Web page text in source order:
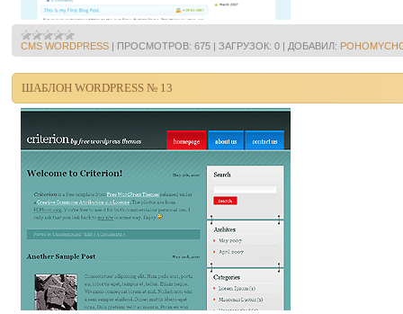
CMS WORDPRESS | ПРОСМОТРОВ: 675 | ЗАГРУЗОК: 0 | ДОБАВИЛ:
ШАБЛОН WORDPRESS № 13